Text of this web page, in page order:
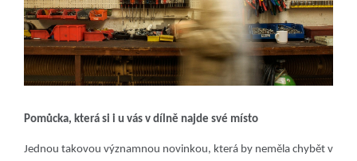
Pomůcka, která si i u vás v dílně najde své místo
Jednou takovou významnou novinkou, která by neměla chybět v